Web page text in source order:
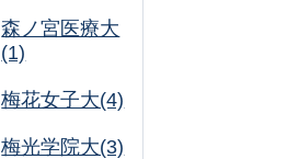
森ノ宮医療大
(1)
梅花女子大(4)
梅光学院大(3)